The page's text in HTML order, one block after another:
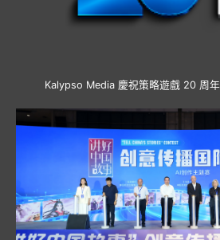
Kalypso Media 慶祝策略遊戲 20 周